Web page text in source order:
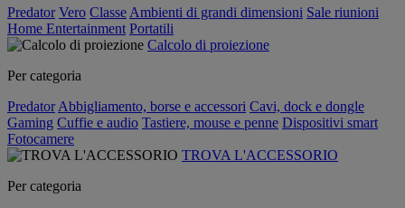
Predator Vero Classe Ambienti di grandi dimensioni Sale riunioni
Home Entertainment Portatili
Calcolo di proiezione
Per categoria
Predator Abbigliamento, borse e accessori Cavi, dock e dongle
Gaming Cuffie e audio Tastiere, mouse e penne Dispositivi smart
Fotocamere
TROVA L'ACCESSORIO
Per categoria